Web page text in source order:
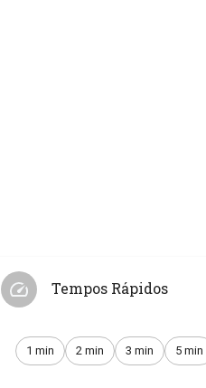
Tempos Rápidos
1 min 2 min 3 min 5 min